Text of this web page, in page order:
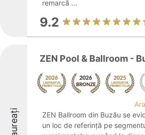
remarcă ...
9.2
Laureați
ZEN Pool & Ballroom -
ZEN Ballroom din Buzău se
un loc de referință pe